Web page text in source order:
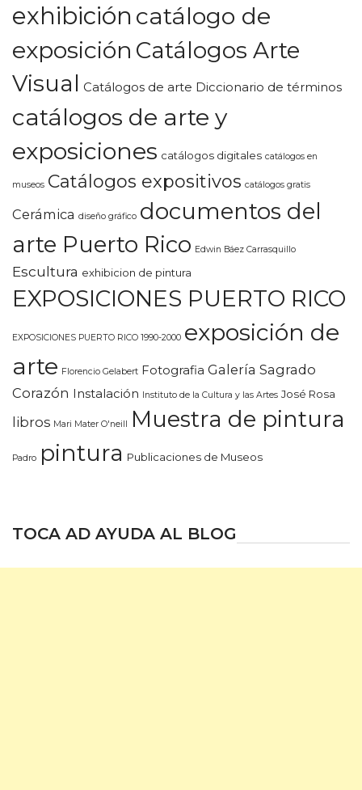
exhibición catálogo de
exposición Catálogos Arte
Visual Catálogos de arte Diccionario de términos
catálogos de arte y
exposiciones catálogos digitales catálogos en
museos Catálogos expositivos catálogos gratis
Cerámica diseño gráfico documentos del
arte Puerto Rico Edwin Báez Carrasquillo
Escultura exhibicion de pintura
EXPOSICIONES PUERTO RICO
EXPOSICIONES PUERTO RICO 1990-2000 exposición de
arte Florencio Gelabert Fotografia Galería Sagrado
Corazón Instalación Instituto de la Cultura y las Artes José Rosa
libros Mari Mater O'neill Muestra de pintura
Padro pintura Publicaciones de Museos
TOCA AD AYUDA AL BLOG